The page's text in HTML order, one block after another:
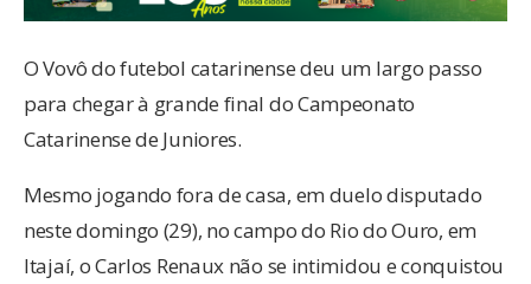
O Vovô do futebol catarinense deu um largo passo
para chegar à grande final do Campeonato
Catarinense de Juniores.
Mesmo jogando fora de casa, em duelo disputado
neste domingo (29), no campo do Rio do Ouro, em
Itajaí, o Carlos Renaux não se intimidou e conquistou